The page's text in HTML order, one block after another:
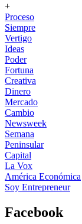
+
Proceso
Siempre
Vertigo
Ideas
Poder
Fortuna
Creativa
Dinero
Mercado
Cambio
Newsweek
Semana
Peninsular
Capital
La Vox
América Económica
Soy Entrepreneur
Facebook